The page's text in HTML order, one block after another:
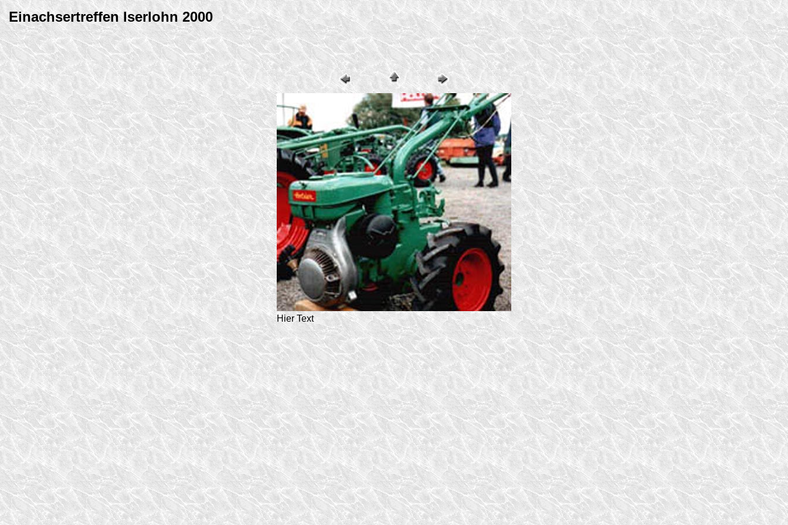
Einachsertreffen Iserlohn 2000
Hier Text